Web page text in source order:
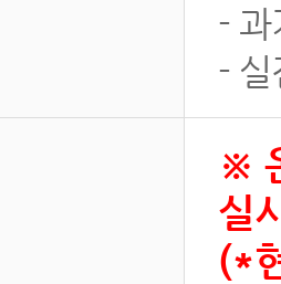
- 과
- 실
※
실
(*